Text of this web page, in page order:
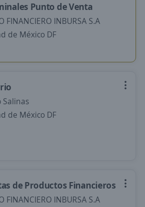
Punto de Venta
FINANCIERO INBURSA S.A
de México DF
Salinas
de México DF
de Productos Financieros
FINANCIERO INBURSA S.A